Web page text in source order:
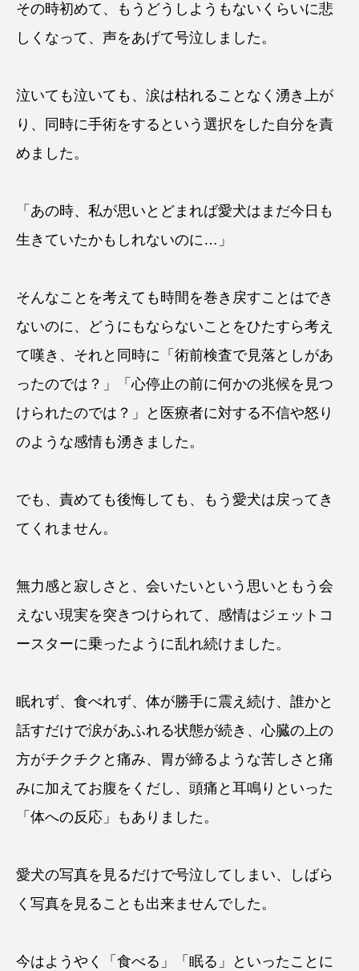
その時初めて、もうどうしようもないくらいに悲
しくなって、声をあげて号泣しました。
泣いても泣いても、涙は枯れることなく湧き上が
り、同時に手術をするという選択をした自分を責
めました。
「あの時、私が思いとどまれば愛犬はまだ今日も
生きていたかもしれないのに…」
そんなことを考えても時間を巻き戻すことはでき
ないのに、どうにもならないことをひたすら考え
て嘆き、それと同時に「術前検査で見落としがあ
ったのでは？」「心停止の前に何かの兆候を見つ
けられたのでは？」と医療者に対する不信や怒り
のような感情も湧きました。
でも、責めても後悔しても、もう愛犬は戻ってき
てくれません。
無力感と寂しさと、会いたいという思いともう会
えない現実を突きつけられて、感情はジェットコ
ースターに乗ったように乱れ続けました。
眠れず、食べれず、体が勝手に震え続け、誰かと
話すだけで涙があふれる状態が続き、心臓の上の
方がチクチクと痛み、胃が締るような苦しさと痛
みに加えてお腹をくだし、頭痛と耳鳴りといった
「体への反応」もありました。
愛犬の写真を見るだけで号泣してしまい、しばら
く写真を見ることも出来ませんでした。
今はようやく「食べる」「眠る」といったことに